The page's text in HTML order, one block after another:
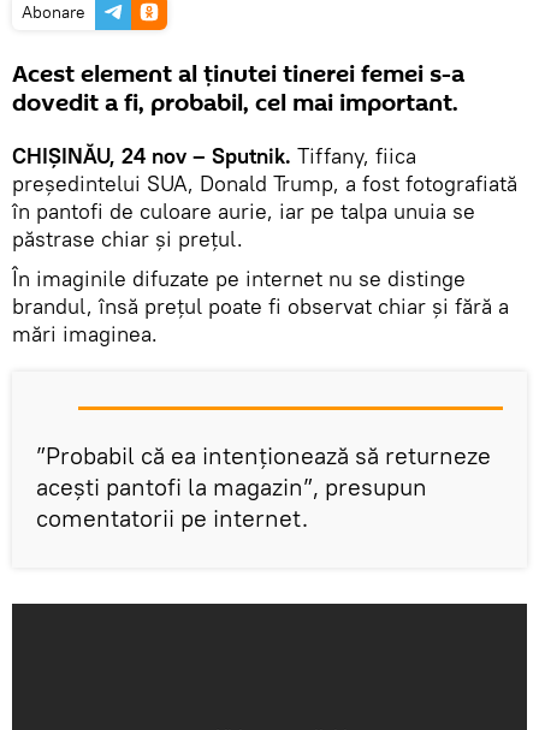
Abonare
Acest element al ținutei tinerei femei s-a
dovedit a fi, probabil, cel mai important.
CHIȘINĂU, 24 nov – Sputnik. Tiffany, fiica
președintelui SUA, Donald Trump, a fost fotografiată
în pantofi de culoare aurie, iar pe talpa unuia se
păstrase chiar și prețul.
În imaginile difuzate pe internet nu se distinge
brandul, însă prețul poate fi observat chiar și fără a
mări imaginea.
”Probabil că ea intenționează să returneze
acești pantofi la magazin”, presupun
comentatorii pe internet.